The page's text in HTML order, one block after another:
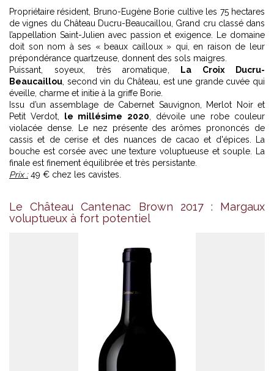
Propriétaire résident, Bruno-Eugène Borie cultive les 75 hectares
de vignes du Château Ducru-Beaucaillou, Grand cru classé dans
l’appellation Saint-Julien avec passion et exigence. Le domaine
doit son nom à ses « beaux cailloux » qui, en raison de leur
prépondérance quartzeuse, donnent des sols maigres.
Puissant, soyeux, très aromatique,
La Croix Ducru-
Beaucaillou , second vin du Château, est une grande cuvée qui
éveille, charme et initie à la griffe Borie.
Issu d’un assemblage de Cabernet Sauvignon, Merlot Noir et
Petit Verdot,
le millésime 2020 , dévoile une robe couleur
violacée dense. Le nez présente des arômes prononcés de
cassis et de cerise et des nuances de cacao et d'épices. La
bouche est corsée avec une texture voluptueuse et souple. La
finale est finement équilibrée et très persistante.
Prix :49 € chez les cavistes.
Le Château Cantenac Brown 2017 : Margaux
voluptueux à fort potentiel